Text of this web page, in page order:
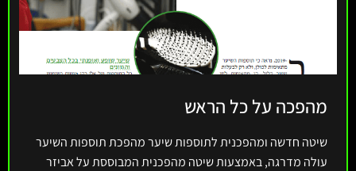
מהפכה על כל הראש
שיטה חדשה ומהפכנית לתוספות שיער מהפכת תוספות השיער
עולה מדרגה, באמצעות שיטה מהפכנית המבוססת על אביזר